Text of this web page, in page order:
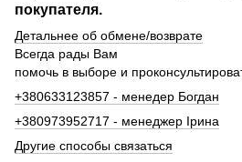
покупателя.
Детальнее об обмене/возврате
Всегда рады Вам
помочь в выборе и
+380633123857 - менедер Богдан
+380973952717 - менеджер Ірина
Другие способы связаться